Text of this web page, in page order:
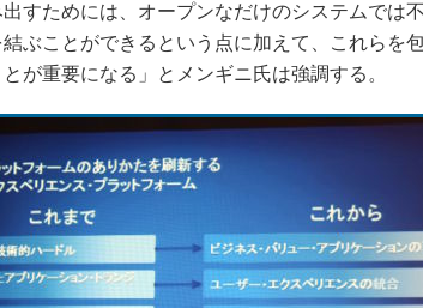
すためには、オープンなだけのシステムでは
ぶことができるという点に加えて、これらを
が重要になる」とメンギニ氏は強調する。